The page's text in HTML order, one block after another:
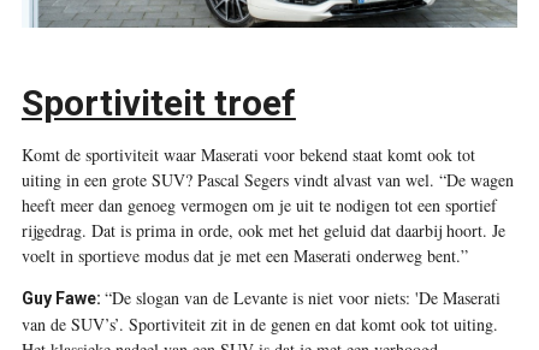
Sportiviteit troef
Komt de sportiviteit waar Maserati voor bekend staat komt ook tot
uiting in een grote SUV? Pascal Segers vindt alvast van wel. “De wagen
heeft meer dan genoeg vermogen om je uit te nodigen tot een sportief
rijgedrag. Dat is prima in orde, ook met het geluid dat daarbij hoort. Je
voelt in sportieve modus dat je met een Maserati onderweg bent.”
Guy Fawe: “De slogan van de Levante is niet voor niets: 'De Maserati
van de SUV’s’. ­Sportiviteit zit in de genen en dat komt ook tot uiting.